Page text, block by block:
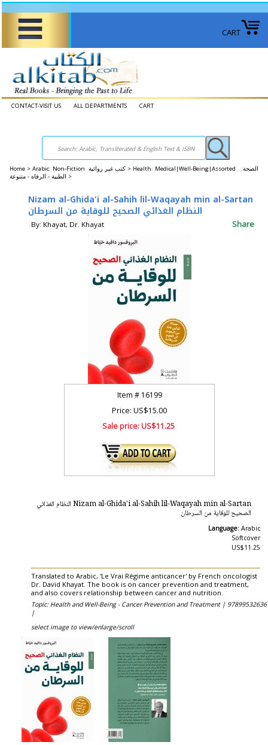
CART
CONTACT-VISIT US ALL DEPARTMENTS CART
Home > Arabic: Non-Fiction كتب غير روائية > Health: Medical|Well-Being|Assorted الصحة: ​​
الطبية - الرفاه - متنوعة >
Nizam al-Ghida'i al-Sahih lil-Waqayah min al-Sartan
النظام الغذائي الصحيح للوقاية من السرطان
By: Khayat, Dr. Khayat Share
Item # 16199
Price: US$15.00
Sale price:US$11.25
Nizam al-Ghida'i al-Sahih lil-Waqayah min al-Sartan النظام الغذائي
الصحيح للوقاية من السرطان
Language: Arabic
Softcover
US$11.25
Translated to Arabic, 'Le Vrai Régime anticancer' by French oncologist
Dr. David Khayat. The book is on cancer prevention and treatment,
and also covers relationship between cancer and nutrition.
Topic: Health and Well-Being - Cancer Prevention and Treatment |
|
select image to view/enlarge/scroll